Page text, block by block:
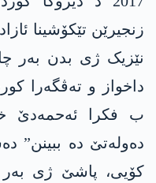
زنجیرێن تێکۆشینا
نێزیک ژی بدن بەر
داخواز و تەڤگەرا
ب فکرا ئەحمەدێ
دەولەتێ دە ببینن”
کۆیی، پاشێ ژی بەر